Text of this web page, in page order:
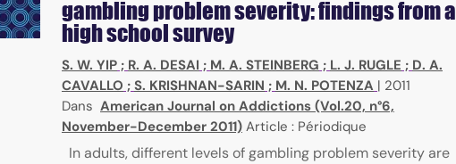
gambling problem severity: findings from a
high school survey
S. W. YIP ; R. A. DESAI ; M. A. STEINBERG ; L. J. RUGLE ; D. A.
CAVALLO ; S. KRISHNAN-SARIN ; M. N. POTENZA | 2011
Dans American Journal on Addictions (Vol.20, n°6,
November-December 2011) Article : Périodique
In adults, different levels of gambling problem severity are